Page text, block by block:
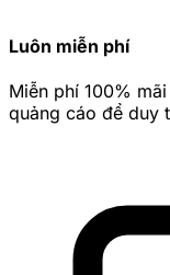
Luôn miễn phí
Miễn phí 100%
quảng cáo để duy